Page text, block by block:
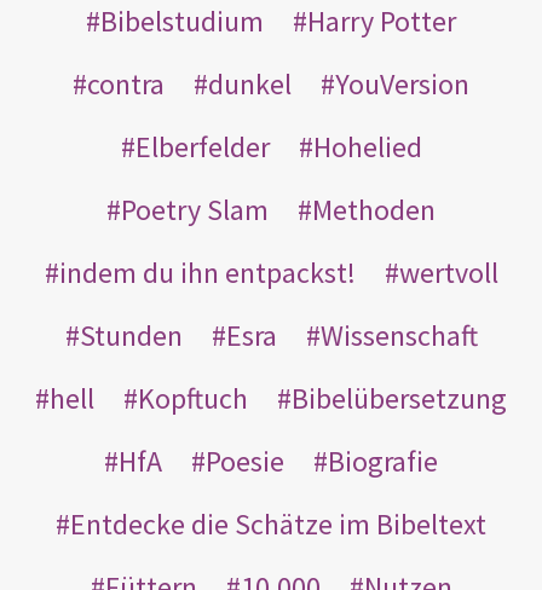
Bibelstudium
Harry Potter
contra
dunkel
YouVersion
Elberfelder
Hohelied
Poetry Slam
Methoden
indem du ihn entpackst!
wertvoll
Stunden
Esra
Wissenschaft
hell
Kopftuch
Bibelübersetzung
HfA
Poesie
Biografie
Entdecke die Schätze im Bibeltext